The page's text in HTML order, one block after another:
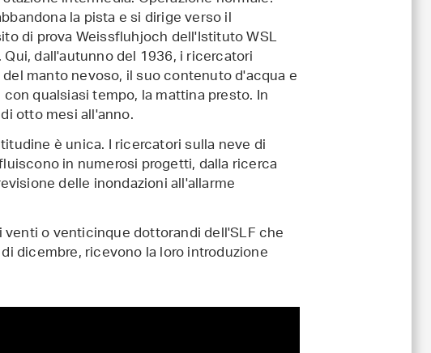
la pista e si dirige verso il
di prova Weissfluhjoch dell'Istituto WSL
dall'autunno del 1936, i ricercatori
manto nevoso, il suo contenuto d'acqua e
qualsiasi tempo, la mattina presto. In
otto mesi all'anno.
è unica. I ricercatori sulla neve di
in numerosi progetti, dalla ricerca
delle inondazioni all'allarme
o venticinque dottorandi dell'SLF che
dicembre, ricevono la loro introduzione